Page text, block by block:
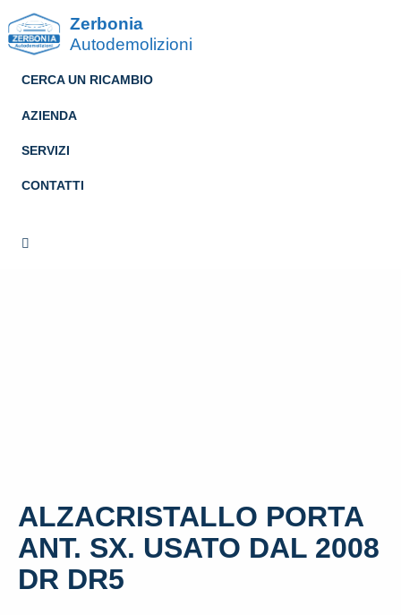
Zerbonia
Autodemolizioni
CERCA UN RICAMBIO
AZIENDA
SERVIZI
CONTATTI
ALZACRISTALLO PORTA
ANT. SX. USATO DAL 2008
DR DR5